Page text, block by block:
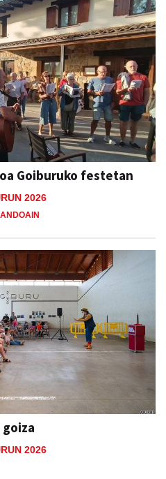
Goiburuko festetan
2026
ANDOAIN
2026